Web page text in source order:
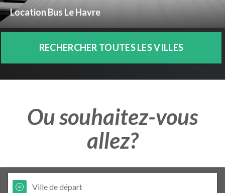
Location Bus Le Havre
RECHERCHER TOUTES LES VILLES
Ou souhaitez-vous
allez?